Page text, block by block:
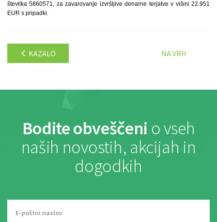
številka 5860571, za zavarovanje izvršljive denarne terjatve v višini 22.951
EUR s pripadki.
KAZALO NA VRH
Bodite obveščeni o vseh
naših novostih, akcijah in
dogodkih